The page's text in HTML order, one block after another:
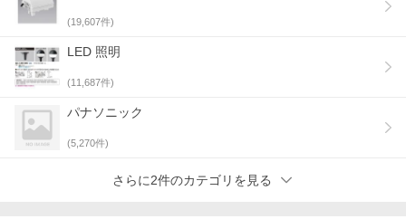
(19,607件)
LED 照明
(11,687件)
パナソニック
(5,270件)
さらに2件のカテゴリを見る